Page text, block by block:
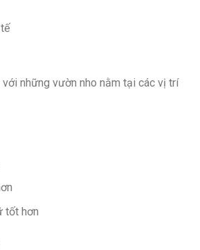
những vườn nho nằm tại các vị trí
tốt hơn